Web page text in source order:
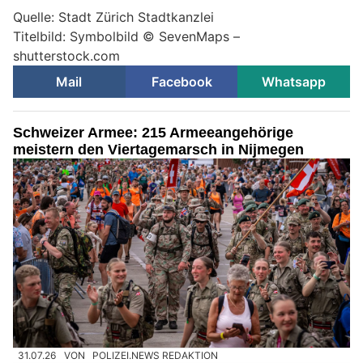
Quelle: Stadt Zürich Stadtkanzlei
Titelbild: Symbolbild © SevenMaps –
shutterstock.com
Mail
Facebook Whatsapp
Schweizer Armee: 215 Armeeangehörige
meistern den Viertagemarsch in Nijmegen
31.07.26 VON POLIZEI.NEWS REDAKTION